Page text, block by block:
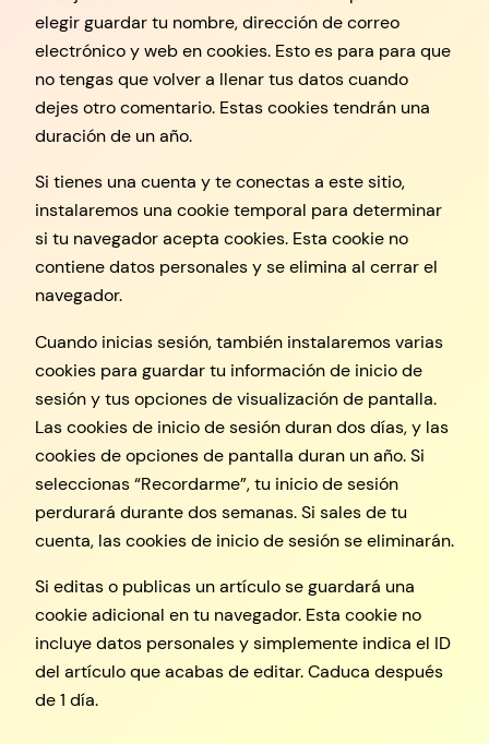
elegir guardar tu nombre, dirección de correo
electrónico y web en cookies. Esto es para para que
no tengas que volver a llenar tus datos cuando
dejes otro comentario. Estas cookies tendrán una
duración de un año.
Si tienes una cuenta y te conectas a este sitio,
instalaremos una cookie temporal para determinar
si tu navegador acepta cookies. Esta cookie no
contiene datos personales y se elimina al cerrar el
navegador.
Cuando inicias sesión, también instalaremos varias
cookies para guardar tu información de inicio de
sesión y tus opciones de visualización de pantalla.
Las cookies de inicio de sesión duran dos días, y las
cookies de opciones de pantalla duran un año. Si
seleccionas “Recordarme”, tu inicio de sesión
perdurará durante dos semanas. Si sales de tu
cuenta, las cookies de inicio de sesión se eliminarán.
Si editas o publicas un artículo se guardará una
cookie adicional en tu navegador. Esta cookie no
incluye datos personales y simplemente indica el ID
del artículo que acabas de editar. Caduca después
de 1 día.